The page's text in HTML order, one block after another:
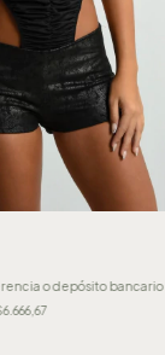
o depósito bancario